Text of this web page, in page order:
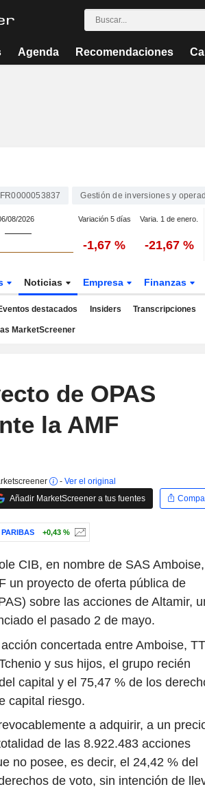
Agenda Recomendaciones
FR0000053837 Gestión de inversiones y
08/2026 Variación 5 días Varia. 1 de enero.
-1,67 % -21,67 %
Noticias Empresa Finanzas
destacados Insiders Transcripciones
MarketScreener
de OPAS
la AMF
- Ver el original
Añadir MarketScreener a tus fuentes
+0,43 %
CIB, en nombre de SAS Amboise,
un proyecto de oferta pública de
sobre las acciones de Altamir,
el pasado 2 de mayo.
concertada entre Amboise, TT
y sus hijos, el grupo recién
capital y el 75,47 % de los
capital riesgo.
a adquirir, a un
de las 8.922.483 acciones
no posee, es decir, el 24,42 % del
de voto, sin intención de